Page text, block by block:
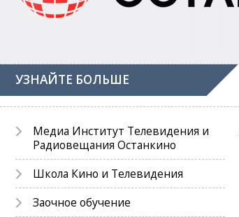
УЗНАЙТЕ БОЛЬШЕ
Медиа Институт Телевидения и
Радиовещания Останкино
Школа Кино и Телевидения
Заочное обучение